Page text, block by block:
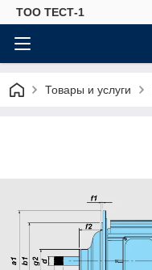
ТОО ТЕСТ-1
Товары и услуги